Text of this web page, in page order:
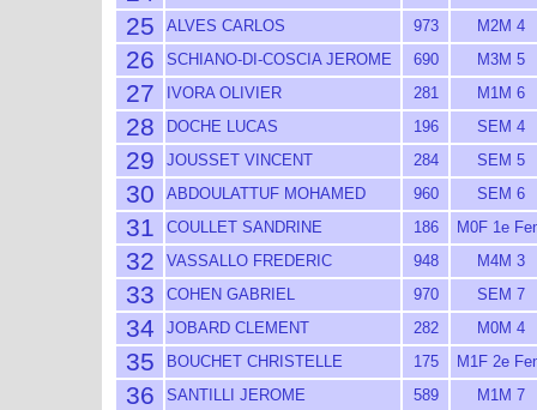
25 ALVES CARLOS 973 M2M 4
26 SCHIANO-DI-COSCIA JEROME 690 M3M 5
27 IVORA OLIVIER 281 M1M 6
28 DOCHE LUCAS 196 SEM 4
29 JOUSSET VINCENT 284 SEM 5
30 ABDOULATTUF MOHAMED 960 SEM 6
31 COULLET SANDRINE 186 M0F 1e
32 VASSALLO FREDERIC 948 M4M 3
33 COHEN GABRIEL 970 SEM 7
34 JOBARD CLEMENT 282 M0M 4
35 BOUCHET CHRISTELLE 175 M1F 2e
36 SANTILLI JEROME 589 M1M 7